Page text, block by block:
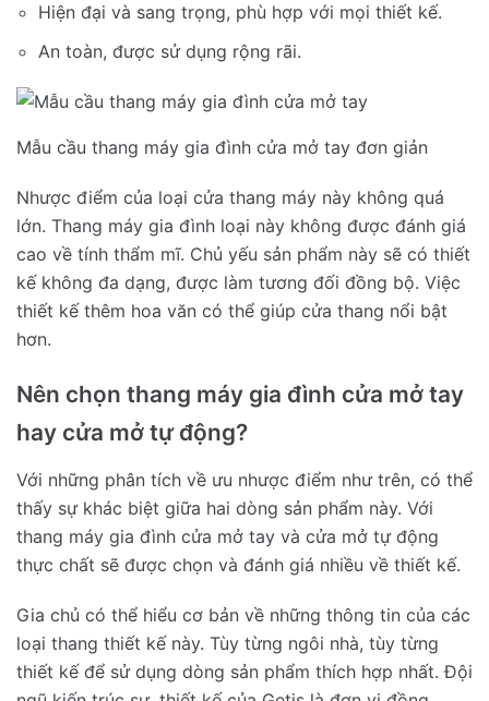
Hiện đại và sang trọng, phù hợp với mọi thiết kế.
An toàn, được sử dụng rộng rãi.
Mẫu cầu thang máy gia đình cửa mở tay đơn giản
Nhược điểm của loại cửa thang máy này không quá
lớn. Thang máy gia đình loại này không được đánh giá
cao về tính thẩm mĩ. Chủ yếu sản phẩm này sẽ có thiết
kế không đa dạng, được làm tương đối đồng bộ. Việc
thiết kế thêm hoa văn có thể giúp cửa thang nổi bật
hơn.
Nên chọn thang máy gia đình cửa mở tay
hay cửa mở tự động?
Với những phân tích về ưu nhược điểm như trên, có thể
thấy sự khác biệt giữa hai dòng sản phẩm này. Với
thang máy gia đình cửa mở tay và cửa mở tự động
thực chất sẽ được chọn và đánh giá nhiều về thiết kế.
Gia chủ có thể hiểu cơ bản về những thông tin của các
loại thang thiết kế này. Tùy từng ngôi nhà, tùy từng
thiết kế để sử dụng dòng sản phẩm thích hợp nhất. Đội